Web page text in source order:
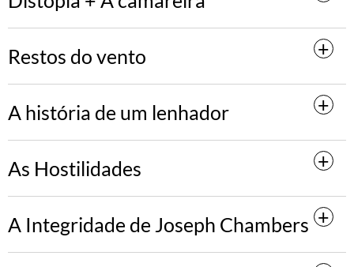
Restos do vento
A história de um lenhador
As Hostilidades
A Integridade de Joseph Chambers